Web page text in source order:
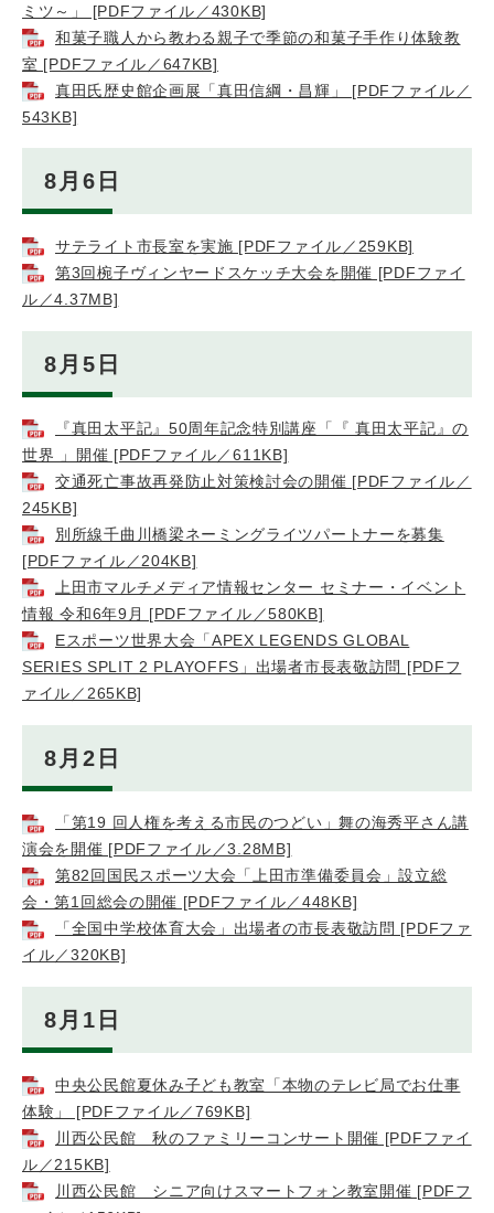
ミツ～」 [PDFファイル／430KB]
和菓子職人から教わる親子で季節の和菓子手作り体験教
室 [PDFファイル／647KB]
真田氏歴史館企画展「真田信綱・昌輝」 [PDFファイル／
543KB]
8月6日
サテライト市長室を実施 [PDFファイル／259KB]
第3回椀子ヴィンヤードスケッチ大会を開催 [PDFファイ
ル／4.37MB]
8月5日
『真田太平記』50周年記念特別講座「『 真田太平記』の
世界 」開催 [PDFファイル／611KB]
交通死亡事故再発防止対策検討会の開催 [PDFファイル／
245KB]
別所線千曲川橋梁ネーミングライツパートナーを募集
[PDFファイル／204KB]
上田市マルチメディア情報センター セミナー・イベント
情報 令和6年9月 [PDFファイル／580KB]
Eスポーツ世界大会「APEX LEGENDS GLOBAL
SERIES SPLIT 2 PLAYOFFS」出場者市長表敬訪問 [PDFフ
ァイル／265KB]
8月2日
「第19 回人権を考える市民のつどい」舞の海秀平さん講
演会を開催 [PDFファイル／3.28MB]
第82回国民スポーツ大会「上田市準備委員会」設立総
会・第1回総会の開催 [PDFファイル／448KB]
「全国中学校体育大会」出場者の市長表敬訪問 [PDFファ
イル／320KB]
8月1日
中央公民館夏休み子ども教室「本物のテレビ局でお仕事
体験」 [PDFファイル／769KB]
川西公民館 秋のファミリーコンサート開催 [PDFファイ
ル／215KB]
川西公民館 シニア向けスマートフォン教室開催 [PDFフ